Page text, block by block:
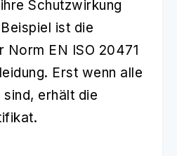
Schutzwirkung
ist die
Norm EN ISO 20471
Erst wenn alle
erhält die